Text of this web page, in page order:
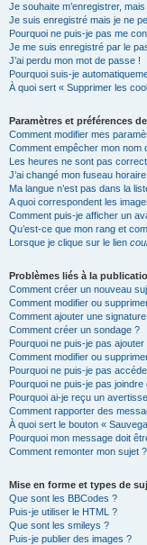
Je souhaite m’enregistrer,
Je suis enregistré mais je ne
Pourquoi ne puis-je pas me
Je me suis enregistré par le
J’ai perdu mon mot de passe !
Pourquoi suis-je
À quoi sert « Supprimer les
Paramètres et préférences
Comment modifier mes
Comment empêcher mon nom
Les heures ne sont pas
J’ai changé mon fuseau
Ma langue n’est pas dans la
A quoi correspondent les
Comment puis-je afficher un
Qu’est-ce que mon rang et
Lorsque je clique sur le lien
Problèmes liés à la
Comment créer un nouveau
Comment modifier ou
Comment ajouter une
Comment créer un sondage ?
Pourquoi ne puis-je pas
Comment modifier ou
Pourquoi ne puis-je pas
Pourquoi ne puis-je pas
Pourquoi ai-je reçu un
Comment rapporter des
À quoi sert le bouton «
Pourquoi mon message doit
Comment remonter mon sujet ?
Mise en forme et types de
Que sont les BBCodes ?
Puis-je utiliser le HTML ?
Que sont les smileys ?
Puis-je publier des images ?